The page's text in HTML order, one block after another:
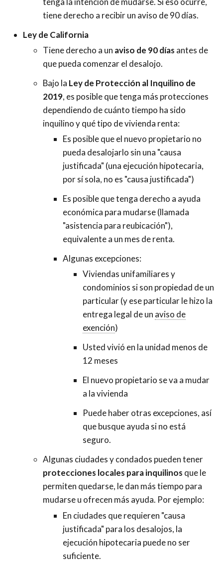
tiene derecho a recibir un aviso de 90 días.
Ley de California
Tiene derecho a un aviso de 90 días antes de
que pueda comenzar el desalojo.
Bajo la Ley de Protección al Inquilino de
2019, es posible que tenga más protecciones
dependiendo de cuánto tiempo ha sido
inquilino y qué tipo de vivienda renta:
Es posible que el nuevo propietario no
pueda desalojarlo sin una "causa
justificada" (una ejecución hipotecaria,
por sí sola, no es "causa justificada")
Es posible que tenga derecho a ayuda
económica para mudarse (llamada
"asistencia para reubicación"),
equivalente a un mes de renta.
Algunas excepciones:
Viviendas unifamiliares y
condominios si son propiedad de un
particular (y ese particular le hizo la
entrega legal de un aviso de
exenciónIndica
que
propietario
está
exento
que
seguir)
algunas
de
las
reglas
de
)
Usted vivió en la unidad menos de
12 meses
El nuevo propietario se va a mudar
a la vivienda
Puede haber otras excepciones, así
que busque ayuda si no está
seguro.
Algunas ciudades y condados pueden tener
protecciones locales para inquilinos que le
permiten quedarse, le dan más tiempo para
mudarse u ofrecen más ayuda. Por ejemplo:
En ciudades que requieren "causa
justificada" para los desalojos, la
ejecución hipotecaria puede no ser
suficiente.
Indica
que
nuevo
(no
tiene
seguir)
algunas
de
protección